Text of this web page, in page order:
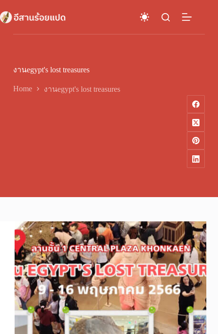
to
content
งานegypt's lost treasures
Home งานegypt's lost treasures